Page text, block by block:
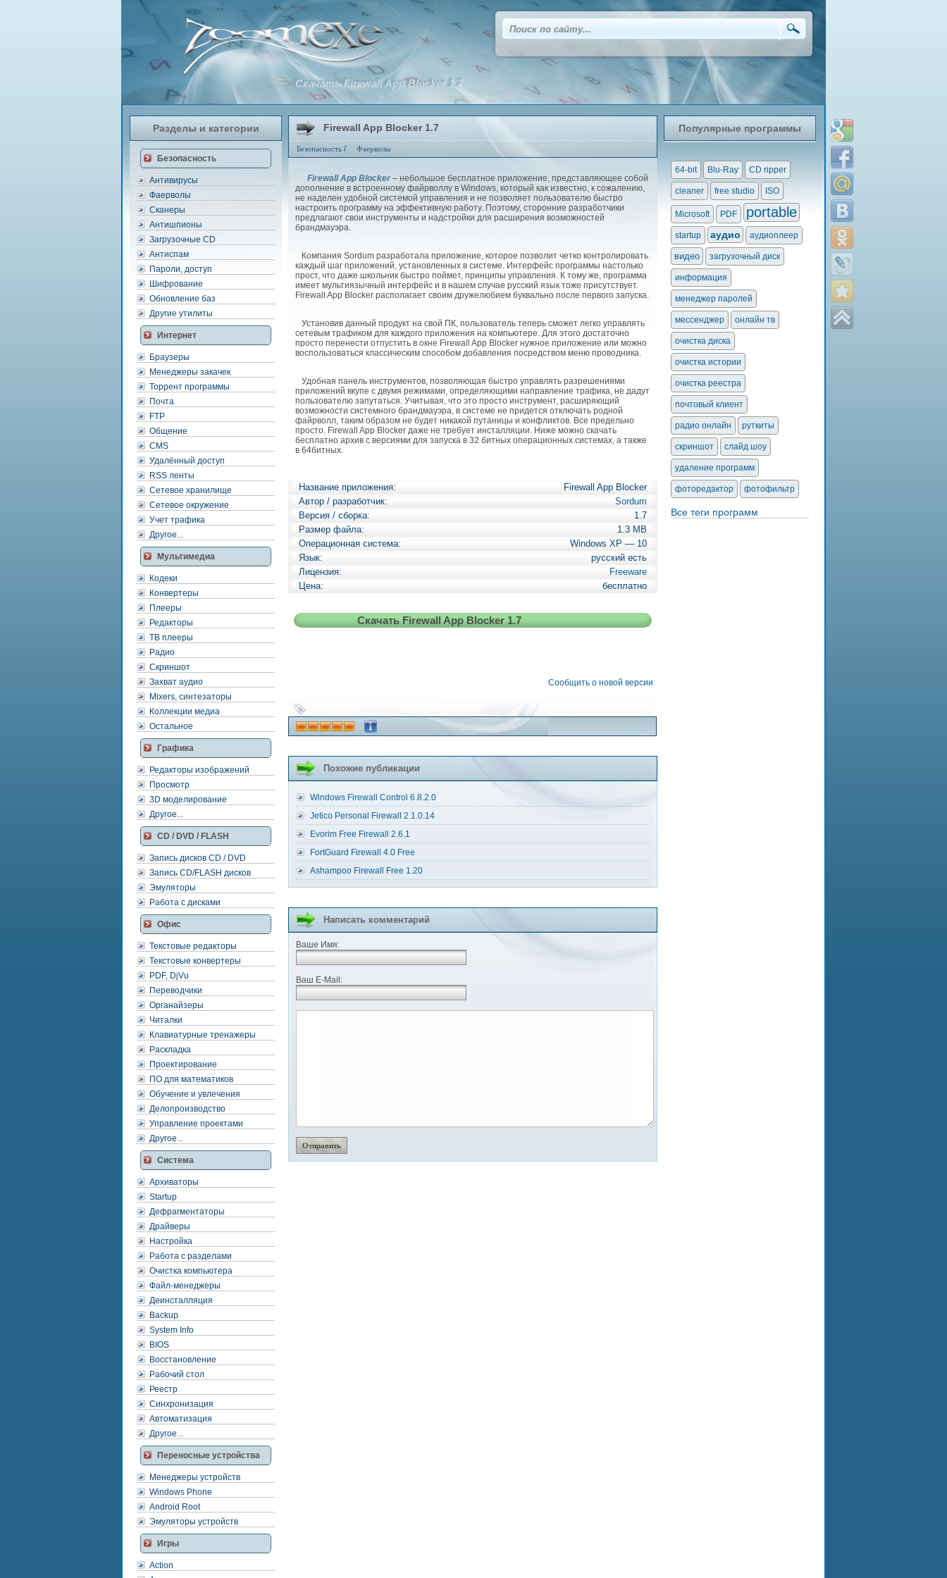
Разделы и категории
Безопасность
Антивирусы
Фаерволы
Сканеры
Антишпионы
Загрузочные CD
Антиспам
Пароли, доступ
Шифрование
Обновление баз
Другие утилиты
Интернет
Браузеры
Менеджеры закачек
Торрент программы
Почта
FTP
Общение
CMS
Удалённый доступ
RSS ленты
Сетевое хранилище
Сетевое окружение
Учет трафика
Другое...
Мультимедиа
Кодеки
Конвертеры
Плееры
Редакторы
ТВ плееры
Радио
Скриншот
Захват аудио
Mixers, синтезаторы
Коллекции медиа
Остальное
Графика
Редакторы изображений
Просмотр
3D моделирование
Другое...
CD / DVD / FLASH
Запись дисков CD / DVD
Запись CD/FLASH дисков
Эмуляторы
Работа с дисками
Офис
Текстовые редакторы
Текстовые конвертеры
PDF, DjVu
Переводчики
Органайзеры
Читалки
Клавиатурные тренажеры
Раскладка
Проектирование
ПО для математиков
Обучение и увлечения
Делопроизводство
Управление проектами
Другое...
Система
Архиваторы
Startup
Дефрагментаторы
Драйверы
Настройка
Работа с разделами
Очистка компьютера
Файл-менеджеры
Деинсталляция
Backup
System Info
BIOS
Восстановление
Рабочий стол
Реестр
Синхронизация
Автоматизация
Другое...
Переносные устройства
Менеджеры устройств
Windows Phone
Android Root
Эмуляторы устройств
Игры
Action
Firewall App Blocker 1.7
Безопасность / Фаерволы
Скачать Firewall App Blocker 1.7
Firewall App Blocker – небольшое бесплатное приложение, представляющее собой
дополнение в встроенному файрволлу в Windows, который как известно, к сожалению,
не наделен удобной системой управления и не позволяет пользователю быстро
настроить программу на эффективную работу. Поэтому, сторонние разработчики
предлагают свои инструменты и надстройки для расширения возможностей
брандмауэра.
Компания Sordum разработала приложение, которое позволит четко контролировать
каждый шаг приложений, установленных в системе. Интерфейс программы настолько
прост, что даже школьник быстро поймет, принципы управления. К тому же, программа
имеет мультиязычный интерфейс и в нашем случае русский язык тоже присутствует.
Firewall App Blocker располагает своим дружелюбием буквально после первого запуска.
Установив данный продукт на свой ПК, пользователь теперь сможет легко управлять
сетевым трафиком для каждого приложения на компьютере. Для этого достаточно
просто перенести отпустить в окне Firewall App Blocker нужное приложение или можно
воспользоваться классическим способом добавления посредством меню проводника.
Удобная панель инструментов, позволяющая быстро управлять разрешениями
приложений вкупе с двумя режимами, определяющими направление трафика, не дадут
пользователю запутаться. Учитывая, что это просто инструмент, расширяющий
возможности системного брандмауэра, в системе не придется отключать родной
файрволл, таким образом не будет никакой путаницы и конфликтов. Все предельно
просто. Firewall App Blocker даже не требует инсталляции. Ниже можно скачать
бесплатно архив с версиями для запуска в 32 битных операционных системах, а также
в 64битных.
Название приложения:
Firewall App Blocker
Автор / разработчик:
Sordum
Версия / сборка:
1.7
Размер файла:
1.3 MB
Операционная система:
Windows XP — 10
Язык:
русский есть
Лицензия:
Freeware
Цена:
бесплатно
Скачать Firewall App Blocker 1.7
Сообщить о новой версии
Похожие публикации
Windows Firewall Control 6.8.2.0
Jetico Personal Firewall 2.1.0.14
Evorim Free Firewall 2.6.1
FortGuard Firewall 4.0 Free
Ashampoo Firewall Free 1.20
Написать комментарий
Ваше Имя:
Ваш E-Mail:
Популярные программы
64-bit Blu-Ray CD ripper
cleaner free studio ISO
Microsoft PDF portable
startup аудио аудиоплеер
видео загрузочный диск
информация
менеджер паролей
мессенджер онлайн тв
очистка диска
очистка истории
очистка реестра
почтовый клиент
радио онлайн руткиты
скриншот слайд шоу
удаление программ
фоторедактор фотофильтр
Все теги программ